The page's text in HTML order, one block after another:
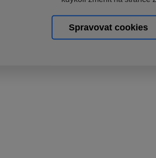
Spravovat cookies